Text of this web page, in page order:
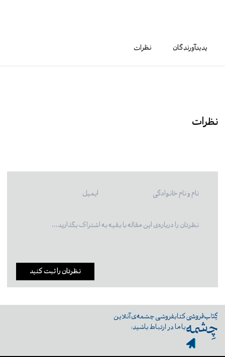
پدیدآورندگان نظرات
نظرات
نظرتان را ثبت کنید
کتابفروشی چشمه‌ی آنلاین
با ما در ارتباط باشید: